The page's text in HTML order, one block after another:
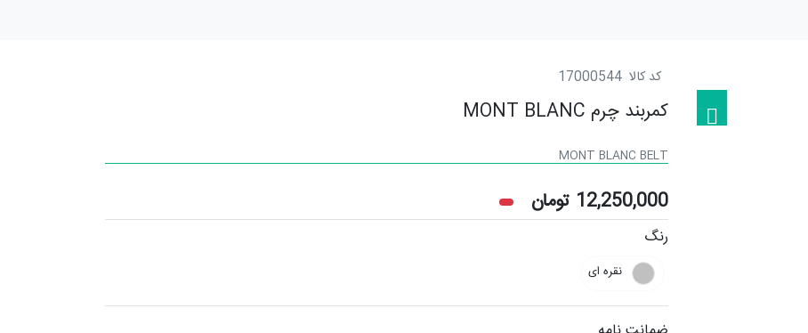
کد کالا 17000544
کمربند چرم MONT BLANC
MONT BLANC BELT
12,250,000 تومان
رنگ
نقره ای